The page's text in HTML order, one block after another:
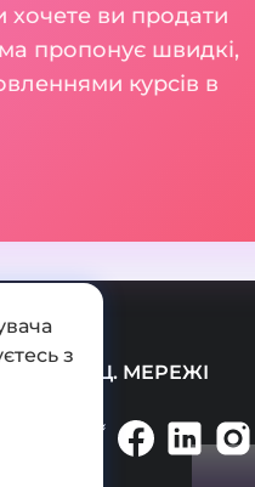
хочете ви продати
пропонує швидкі,
курсів в
СОЦ. МЕРЕЖІ
з